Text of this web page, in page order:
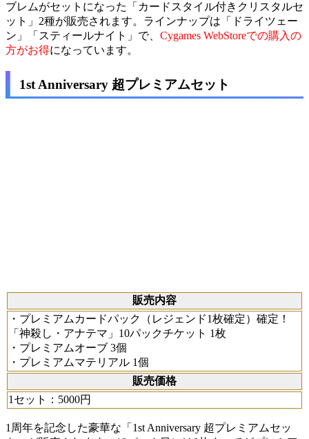
ブレムがセットになった「カードスタイル付きクリスタルセ
ット」2種が販売されます。ラインナップは「ドライツェー
ン」「スティールナイト」で、 Cygames WebStoreでの購入の
方がお得になっています。
1st Anniversary 超プレミアムセット
販売内容
・プレミアムカードパック（レジェンド1枚確定）確定！
「神殺し・アナテマ」10パックチケット 1枚
・プレミアムオーブ 3個
・プレミアムマテリアル 1個
販売価格
1セット：5000円
1周年を記念した豪華な「1st Anniversary 超プレミアムセッ